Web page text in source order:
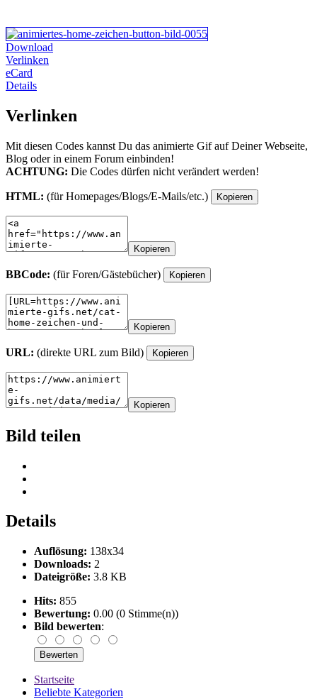
Download
Verlinken
eCard
Details
Verlinken
Mit diesen Codes kannst Du das animierte Gif auf Deiner Webseite,
Blog oder in einem Forum einbinden!
ACHTUNG: Die Codes dürfen nicht verändert werden!
HTML: (für Homepages/Blogs/E-Mails/etc.) Kopieren
Kopieren
BBCode: (für Foren/Gästebücher) Kopieren
Kopieren
URL: (direkte URL zum Bild) Kopieren
Kopieren
Bild teilen
Details
Auflösung: 138x34
Downloads: 2
Dateigröße: 3.8 KB
Hits: 855
Bewertung: 0.00 (0 Stimme(n))
Bild bewerten:
Startseite
Beliebte Kategorien